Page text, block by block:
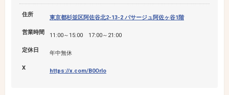
住所 東京都杉並区阿佐谷北2-13-2 パサージュ阿佐ヶ谷1階
営業時間 11:00～15:00 17:00～21:00
定休日 年中無休
X https://x.com/B0Orlo